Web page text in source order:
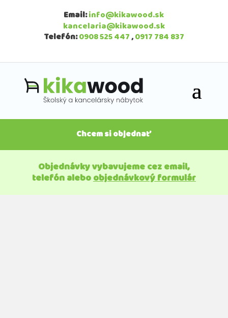
Email:info@kikawood.sk
kancelaria@kikawood.sk
Telefón:0908 525 447,0917 784 837
Chcem si objednať
Objednávky vybavujeme cez email,
telefón aleboobjednávkový formulár